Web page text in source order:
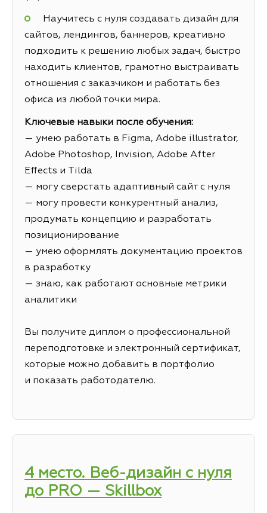
Научитесь с нуля создавать дизайн для
сайтов, лендингов, баннеров, креативно
подходить к решению любых задач, быстро
находить клиентов, грамотно выстраивать
отношения с заказчиком и работать без
офиса из любой точки мира.
Ключевые навыки после обучения:
— умею работать в Figma, Adobe illustrator,
Adobe Photoshop, Invision, Adobe After
Effects и Tilda
— могу сверстать адаптивный сайт с нуля
— могу провести конкурентный анализ,
продумать концепцию и разработать
позиционирование
— умею оформлять документацию проектов
в разработку
— знаю, как работают основные метрики
аналитики
Вы получите диплом о профессиональной
переподготовке и электронный сертификат,
которые можно добавить в портфолио
и показать работодателю.
4 место. Веб-дизайн с нуля
до PRO — Skillbox